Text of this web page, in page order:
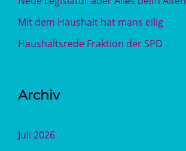
Mit dem Haushalt hat mans eilig
Haushaltsrede Fraktion der SPD
Archiv
Juli 2026